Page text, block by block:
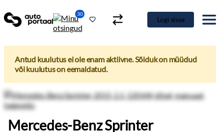
30
Logi sisse
Antud kuulutus ei ole enam aktiivne. Sõiduk on müüdud
või kuulutus on eemaldatud.
Mercedes-Benz Sprinter